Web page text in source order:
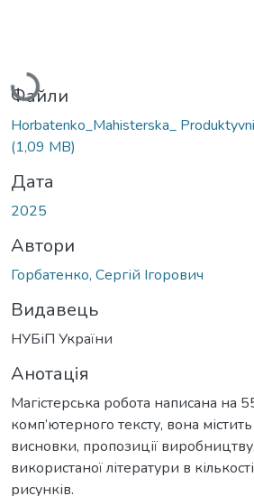
Вантажиться...
Файли
Horbatenko_Mahisterska_
(1,09 MB)
Дата
2025
Автори
Горбатенко, Сергій Ігорович
Видавець
НУБіП України
Анотація
Магістерська робота написана на
комп’ютерного тексту, вона
висновки, пропозиції
використаної літератури в
рисунків.